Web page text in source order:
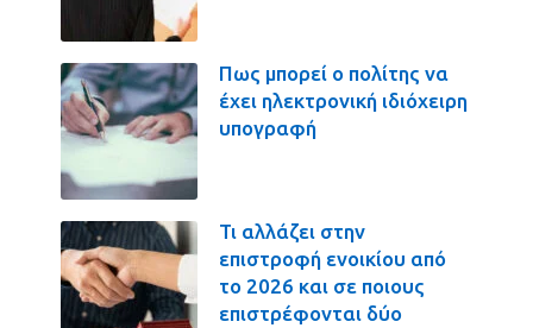
Πως μπορεί ο πολίτης να
έχει ηλεκτρονική ιδιόχειρη
υπογραφή
Τι αλλάζει στην
επιστροφή ενοικίου από
το 2026 και σε ποιους
επιστρέφονται δύο